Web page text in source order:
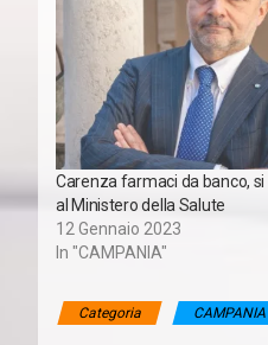
Carenza farmaci da banco,
al Ministero della Salute
12 Gennaio 2023
In "CAMPANIA"
Categoria CAMPANIA